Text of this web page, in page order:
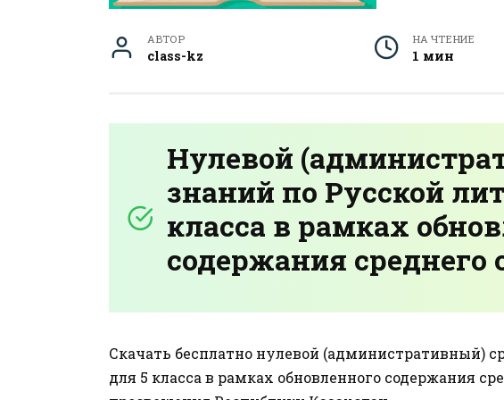
АВТОР
class-kz
НА ЧТЕНИЕ
1 мин
Нулевой
знаний по Русской
класса в рамках
содержания среднего
Скачать бесплатно нулевой (административный)
для 5 класса в рамках обновленного содержания